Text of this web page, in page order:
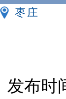
枣庄
发布时